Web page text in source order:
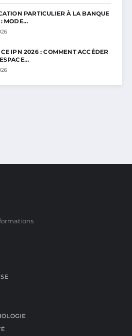
PARTICULIER À LA BANQUE
: MODE…
IPN 2026 : COMMENT ACCÉDER